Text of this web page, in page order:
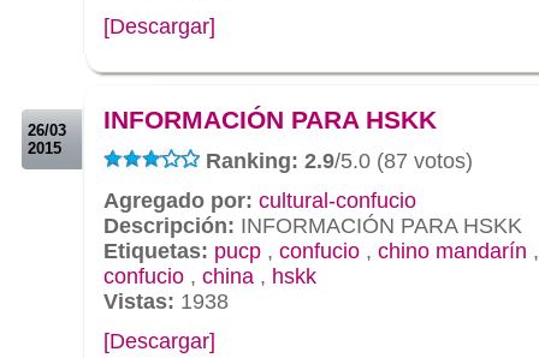
[Descargar]
26/03
2015
INFORMACIÓN PARA HSKK
Ranking: 2.9/5.0 (87 votos)
Agregado por: cultural-confucio
Descripción: INFORMACIÓN PARA HSKK
Etiquetas: pucp , confucio , chino mandarín
confucio , china , hskk
Vistas: 1938
[Descargar]